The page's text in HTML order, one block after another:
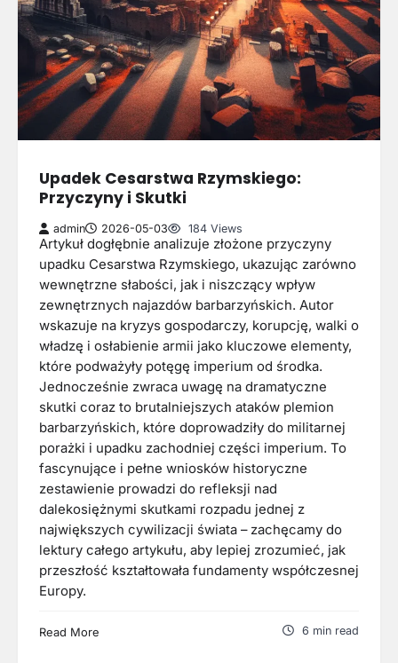
Upadek Cesarstwa Rzymskiego:
Przyczyny i Skutki
admin 2026-05-03 184 Views
Artykuł dogłębnie analizuje złożone przyczyny
upadku Cesarstwa Rzymskiego, ukazując zarówno
wewnętrzne słabości, jak i niszczący wpływ
zewnętrznych najazdów barbarzyńskich. Autor
wskazuje na kryzys gospodarczy, korupcję, walki o
władzę i osłabienie armii jako kluczowe elementy,
które podważyły potęgę imperium od środka.
Jednocześnie zwraca uwagę na dramatyczne
skutki coraz to brutalniejszych ataków plemion
barbarzyńskich, które doprowadziły do militarnej
porażki i upadku zachodniej części imperium. To
fascynujące i pełne wniosków historyczne
zestawienie prowadzi do refleksji nad
dalekosiężnymi skutkami rozpadu jednej z
największych cywilizacji świata – zachęcamy do
lektury całego artykułu, aby lepiej zrozumieć, jak
przeszłość kształtowała fundamenty współczesnej
Europy.
Read More 6 min read